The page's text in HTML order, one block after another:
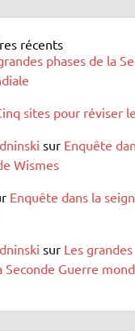
récents
phases de la
sites pour réviser
sur Enquête
Wismes
Enquête dans la
sur Les grandes
Seconde Guerre